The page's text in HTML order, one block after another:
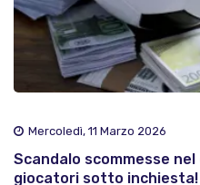
Mercoledì, 11 Marzo 2026
Scandalo scommesse
giocatori sotto inchiesta!